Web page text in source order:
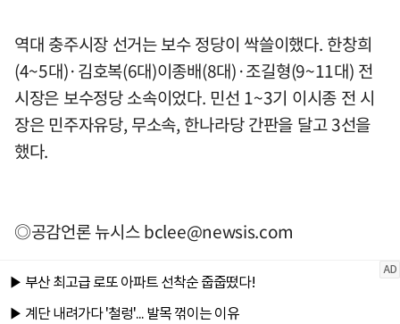
역대 충주시장 선거는 보수 정당이 싹쓸이했다. 한창희
(4~5대)·김호복(6대)이종배(8대)·조길형(9~11대) 전
시장은 보수정당 소속이었다. 민선 1~3기 이시종 전 시
장은 민주자유당, 무소속, 한나라당 간판을 달고 3선을
했다.
◎공감언론 뉴시스bclee@newsis.com